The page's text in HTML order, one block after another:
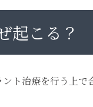
起こる？
ト治療を行う上